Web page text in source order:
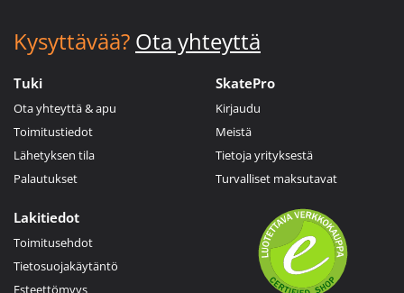
Kysyttävää? Ota yhteyttä
Tuki
Ota yhteyttä & apu
Toimitustiedot
Lähetyksen tila
Palautukset
SkatePro
Kirjaudu
Meistä
Tietoja yrityksestä
Turvalliset maksutavat
Lakitiedot
Toimitusehdot
Tietosuojakäytäntö
Esteettömyys